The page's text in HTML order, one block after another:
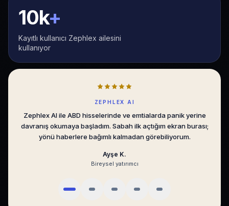
10k+
Kayıtlı kullanıcı Zephlex ailesini
kullanıyor
SENTIMENT ALGO
Sentiment Algo, BIST’te emir akışını sade bir dilde gösteriyor.
Gürültüyü eleyip asıl hareketi görmek, günlük kararlarımı
ölçülebilir hale getirdi.
Mert D.
Portföy yöneticisi